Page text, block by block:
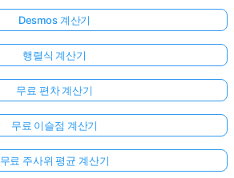
Desmos 계산기
행렬식 계산기
무료 편차 계산기
무료 이슬점 계산기
무료 주사위 평균 계산기